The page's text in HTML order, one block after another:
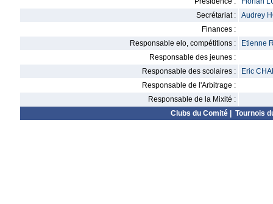
Secrétariat :
Audrey
Finances :
Responsable elo, compétitions :
Etienne
Responsable des jeunes :
Responsable des scolaires :
Eric
Responsable de l'Arbitrage :
Responsable de la Mixité :
Clubs du Comité| Tournois